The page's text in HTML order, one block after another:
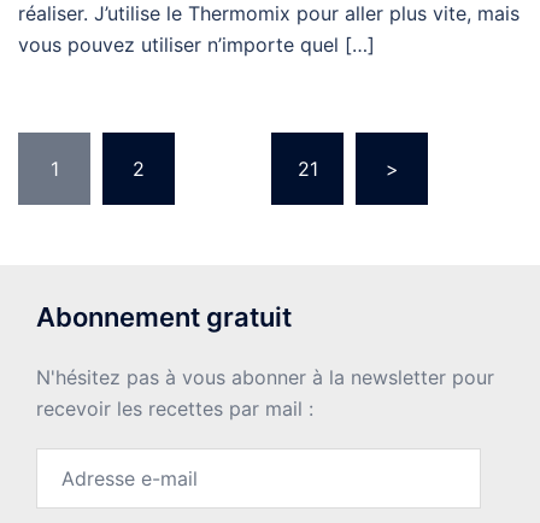
réaliser. J’utilise le Thermomix pour aller plus vite, mais
vous pouvez utiliser n’importe quel […]
des
publications
1 2 21 >
Abonnement gratuit
N'hésitez pas à vous abonner à la newsletter pour
recevoir les recettes par mail :